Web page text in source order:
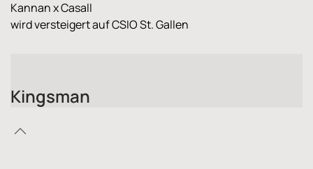
Kannan x Casall
wird versteigert auf CSIO St. Gallen
Kingsman